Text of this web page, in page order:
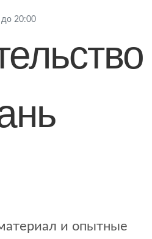
до 20:00
и опытные